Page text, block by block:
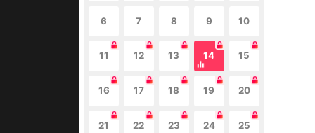
6 7 8 9 10
11 12 13 14 15
16 17 18 19 20
21 22 23 24 25